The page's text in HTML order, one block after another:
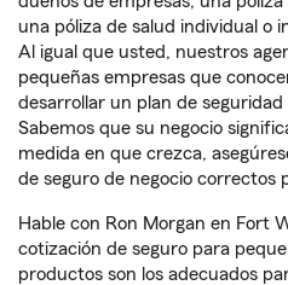
una póliza de salud individual o
Al igual que usted, nuestros
pequeñas empresas que
desarrollar un plan de
Sabemos que su negocio
medida en que crezca,
de seguro de negocio correctos
Hable con Ron Morgan en Fort
cotización de seguro para
productos son los adecuados